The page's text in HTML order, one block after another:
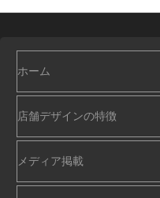
ホーム
店舗デザインの特徴
メディア掲載